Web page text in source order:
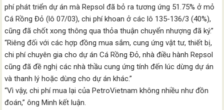
phí phát triển dự án mà Repsol đã bỏ ra tương ứng 51.75% ở mỏ
Cá Rồng Đỏ (lô 07/03), chi phí khoan ở các lô 135-136/3 (40%),
cũng đã chốt xong thông qua thỏa thuận chuyển nhượng đã ký.”
“Riêng đối với các hợp đồng mua sắm, cung ứng vật tư, thiết bị,
chi phí chuyên gia cho dự án Cá Rồng Đỏ, nhà điều hành Repsol
cũng đã đề nghị các nhà thầu cung ứng tính đến lúc dừng dự án
và thanh lý hoặc dùng cho dự án khác.”
“Vì vậy, chi phí mua lại của PetroVietnam không nhiều như đồn
đoán,” ông Minh kết luận.